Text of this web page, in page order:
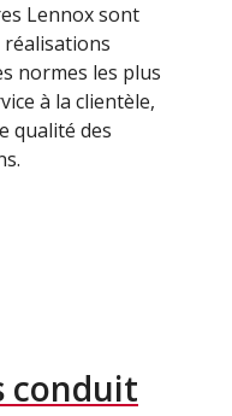
Lennox sont
normes les plus
à la clientèle,
qualité des
conduit